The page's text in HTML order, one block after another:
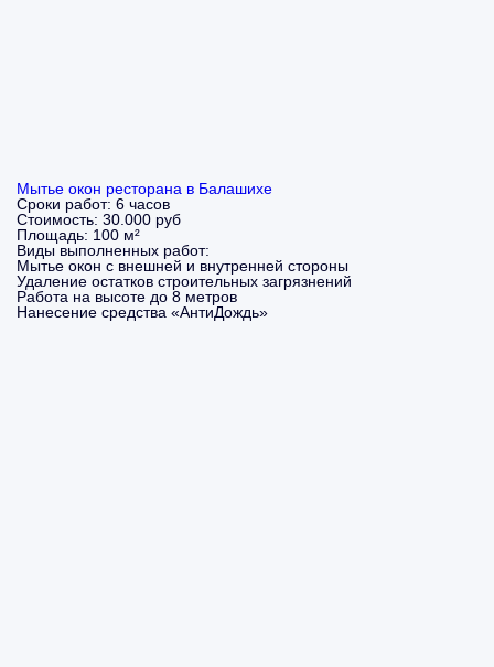
Мытье окон ресторана в Балашихе
Сроки работ: 6 часов
Стоимость: 30.000 руб
Площадь: 100 м²
Виды выполненных работ:
Мытье окон с внешней и внутренней стороны
Удаление остатков строительных загрязнений
Работа на высоте до 8 метров
Нанесение средства «АнтиДождь»